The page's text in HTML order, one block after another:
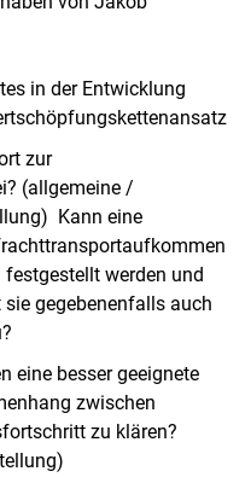
in der Entwicklung
zur
(allgemeine /
Kann eine
werden und
gegebenenfalls auch
eine besser geeignete
zwischen
zu klären?